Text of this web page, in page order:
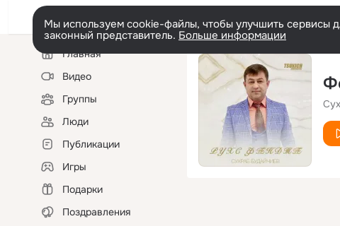
Мы используем cookie-файлы, чтобы улучшить сервисы
законный представитель. Больше информации
Левая
колонкаГлавная
Видео
Группы
Люди
Публикации
Игры
Подарки
Поздравления